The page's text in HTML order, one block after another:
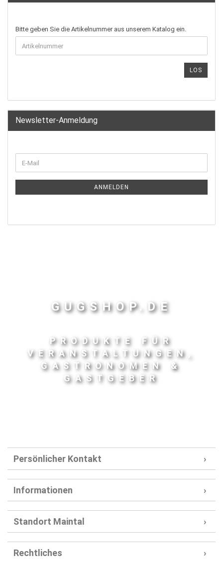
Bitte geben Sie die Artikelnummer aus unserem Katalog ein.
LOS
Newsletter-Anmeldung
ANMELDEN
GUGSHOP.DE
PRODUKTE FÜR
VERANSTALTUNGEN,
GASTRONOMEN &
GASTGEBER
Persönlicher Kontakt
Informationen
Standort Maintal
Rechtliches